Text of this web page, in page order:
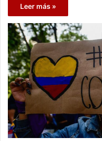
Leer más »